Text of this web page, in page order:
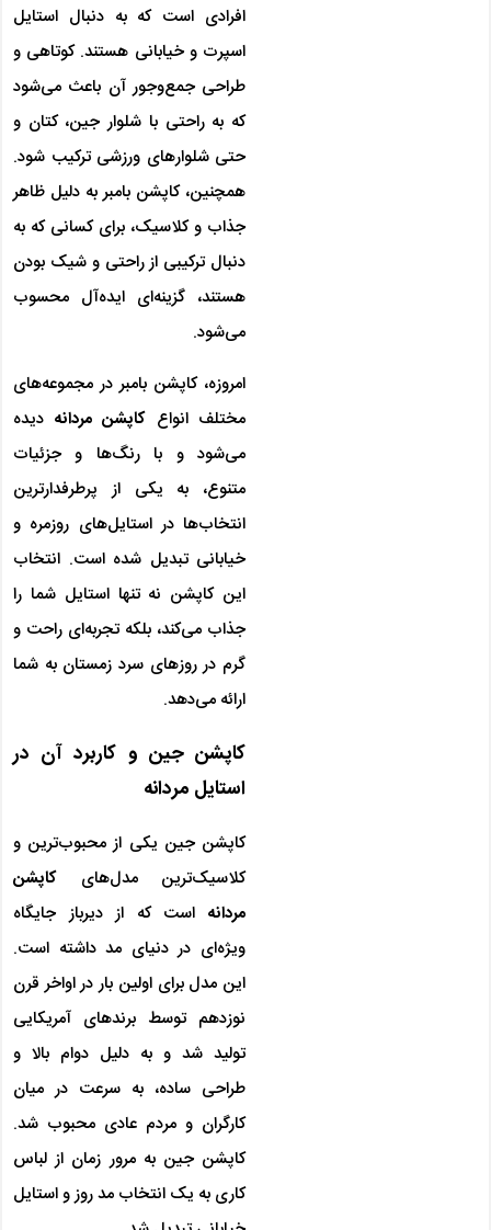
افرادی است که به دنبال استایل
اسپرت و خیابانی هستند. کوتاهی و
طراحی جمع‌وجور آن باعث می‌شود
که به راحتی با شلوار جین، کتان و
حتی شلوارهای ورزشی ترکیب شود.
همچنین، کاپشن بامبر به دلیل ظاهر
جذاب و کلاسیک، برای کسانی که به
دنبال ترکیبی از راحتی و شیک بودن
هستند، گزینه‌ای ایده‌آل محسوب
می‌شود.
امروزه، کاپشن بامبر در مجموعه‌های
مختلف انواع کاپشن مردانه دیده
می‌شود و با رنگ‌ها و جزئیات
متنوع، به یکی از پرطرفدارترین
انتخاب‌ها در استایل‌های روزمره و
خیابانی تبدیل شده است. انتخاب
این کاپشن نه تنها استایل شما را
جذاب می‌کند، بلکه تجربه‌ای راحت و
گرم در روزهای سرد زمستان به شما
ارائه می‌دهد.
کاپشن جین و کاربرد آن در
استایل مردانه
کاپشن جین یکی از محبوب‌ترین و
کلاسیک‌ترین مدل‌های کاپشن
مردانه است که از دیرباز جایگاه
ویژه‌ای در دنیای مد داشته است.
این مدل برای اولین بار در اواخر قرن
نوزدهم توسط برندهای آمریکایی
تولید شد و به دلیل دوام بالا و
طراحی ساده، به سرعت در میان
کارگران و مردم عادی محبوب شد.
کاپشن جین به مرور زمان از لباس
کاری به یک انتخاب مد روز و استایل